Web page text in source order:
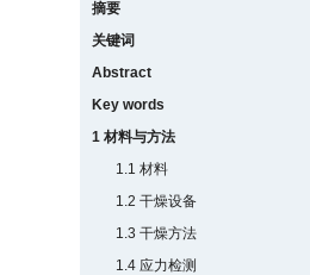
摘要
关键词
Abstract
Key words
1 材料与方法
1.1 材料
1.2 干燥设备
1.3 干燥方法
1.4 应力检测